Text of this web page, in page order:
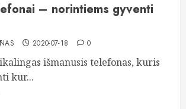
– norintiems gyventi
2020-07-18 0
išmanusis telefonas, kuris
kur...